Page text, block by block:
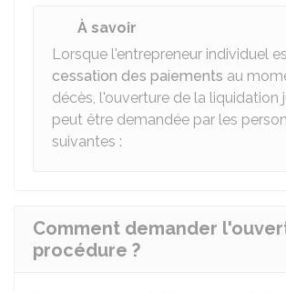
À savoir
Lorsque l'entrepreneur individuel
cessation des paiements au
décès, l'ouverture de la liquidation
peut être demandée par les
suivantes :
Comment demander
procédure ?